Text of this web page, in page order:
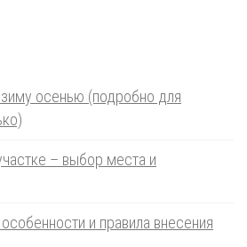
осенью (подробно для
– выбор места и
и правила внесения